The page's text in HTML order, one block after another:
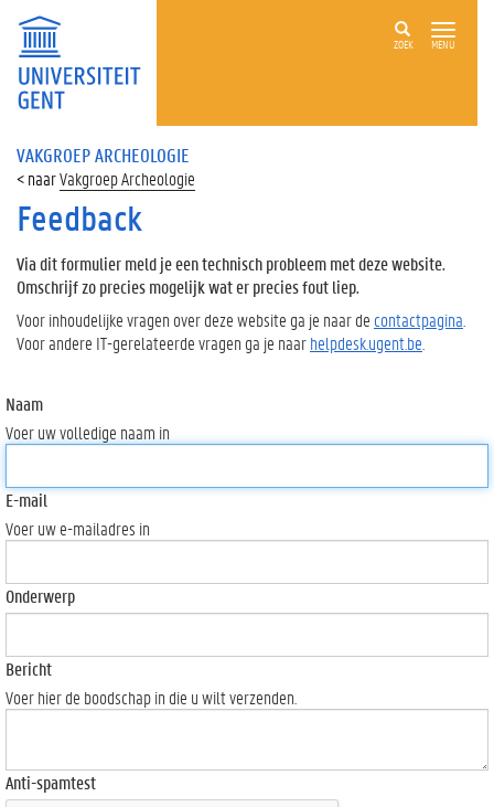
ZOEK MENU
VAKGROEP ARCHEOLOGIE
Vakgroep Archeologie
Feedback
Via dit formulier meld je een technisch probleem met deze website.
Omschrijf zo precies mogelijk wat er precies fout liep.
Voor inhoudelijke vragen over deze website ga je naar de contactpagina
Voor andere IT-gerelateerde vragen ga je naarhelpdesk.ugent.be
Naam
Voer uw volledige naam in
E-mail
Voer uw e-mailadres in
Onderwerp
Bericht
Voer hier de boodschap in die u wilt verzenden.
Anti-spamtest